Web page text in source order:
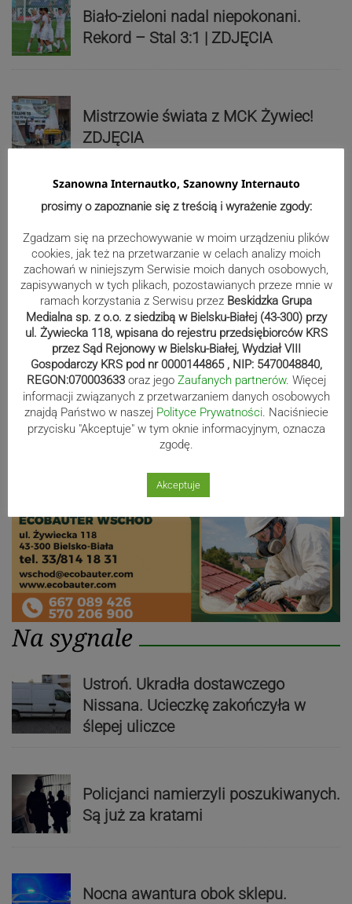
Biało-zieloni nadal niepokonani.
Rekord – Stal 3:1 | ZDJĘCIA
Mistrzowie świata z MCK Żywiec!
ZDJĘCIA
Bracia Szejowie ruszają po kolejne
wystartują w Rajdzie Rzeszowskim
80-lecie Soły Kobiernice. Będzie się
działo! SZCZEGÓŁOWY PROGRAM
Reklama
Na sygnale
Ustroń. Ukradła dostawczego
Nissana. Ucieczkę zakończyła w
ślepej uliczce
Policjanci namierzyli poszukiwanych.
Są już za kratami
Nocna awantura obok sklepu.
Szanowna Internautko, Szanowny Internauto
prosimy o zapoznanie się z treścią i wyrażenie zgody:
Zgadzam się na przechowywanie w moim urządzeniu plików
cookies, jak też na przetwarzanie w celach analizy moich
zachowań w niniejszym Serwisie moich danych osobowych,
zapisywanych w tych plikach, pozostawianych przeze mnie w
ramach korzystania z Serwisu przez Beskidzka Grupa
Medialna sp. z o.o. z siedzibą w Bielsku-Białej (43-300) przy
ul. Żywiecka 118, wpisana do rejestru przedsiębiorców KRS
przez Sąd Rejonowy w Bielsku-Białej, Wydział VIII
Gospodarczy KRS pod nr 0000144865 , NIP: 5470048840,
REGON:070003633 oraz jego Zaufanych partnerów. Więcej
informacji związanych z przetwarzaniem danych osobowych
znajdą Państwo w naszej Polityce Prywatności. Naciśniecie
przycisku "Akceptuje" w tym oknie informacyjnym, oznacza
zgodę.
Akceptuje